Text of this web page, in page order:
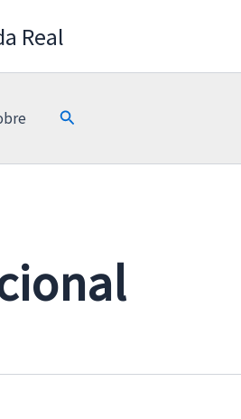
Real
Pesquisar